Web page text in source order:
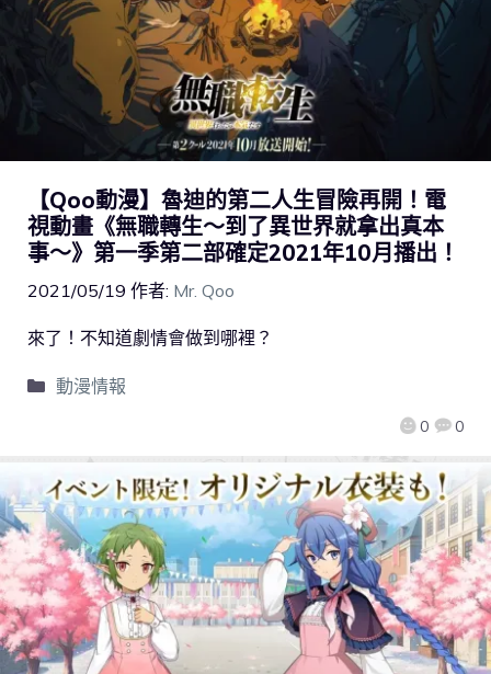
【Qoo動漫】魯迪的第二人生冒險再開！電
視動畫《無職轉生～到了異世界就拿出真本
事～》第一季第二部確定2021年10月播出！
2021/05/19 作者: Mr. Qoo
0 0
來了！不知道劇情會做到哪裡？
動漫情報